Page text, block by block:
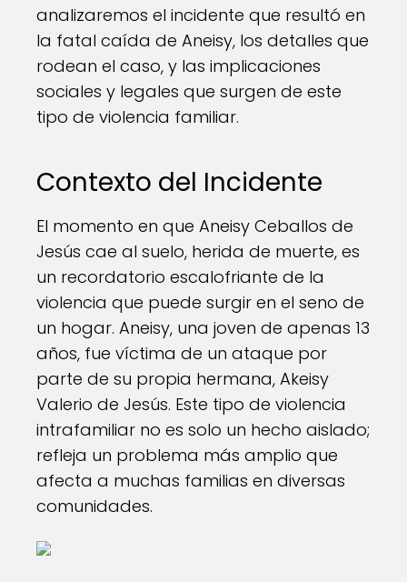
analizaremos el incidente que resultó en
la fatal caída de Aneisy, los detalles que
rodean el caso, y las implicaciones
sociales y legales que surgen de este
tipo de violencia familiar.
Contexto del Incidente
El momento en que Aneisy Ceballos de
Jesús cae al suelo, herida de muerte, es
un recordatorio escalofriante de la
violencia que puede surgir en el seno de
un hogar. Aneisy, una joven de apenas 13
años, fue víctima de un ataque por
parte de su propia hermana, Akeisy
Valerio de Jesús. Este tipo de violencia
intrafamiliar no es solo un hecho aislado;
refleja un problema más amplio que
afecta a muchas familias en diversas
comunidades.